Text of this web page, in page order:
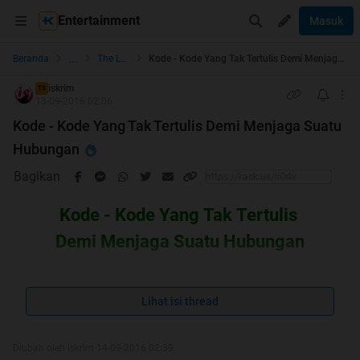
Entertainment Masuk
Beranda ... The Lounge
TS iskrim
Kode - Kode Yang Tak Tertulis Demi Menjaga Suatu
Hubungan
Bagikan
Kode - Kode Yang Tak Tertulis
Demi Menjaga Suatu Hubungan
Lihat isi thread